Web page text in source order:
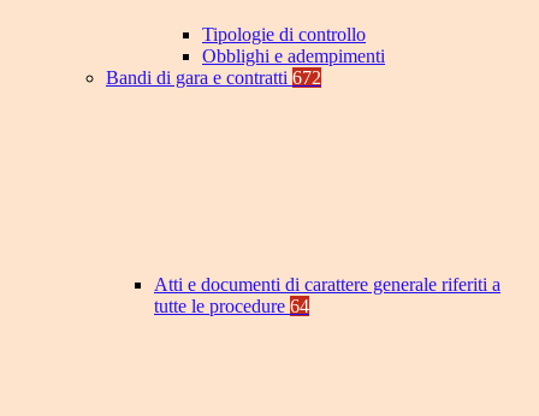
Tipologie di controllo
Obblighi e adempimenti
Bandi di gara e contratti 672
Atti e documenti di carattere generale riferiti a
tutte le procedure 64